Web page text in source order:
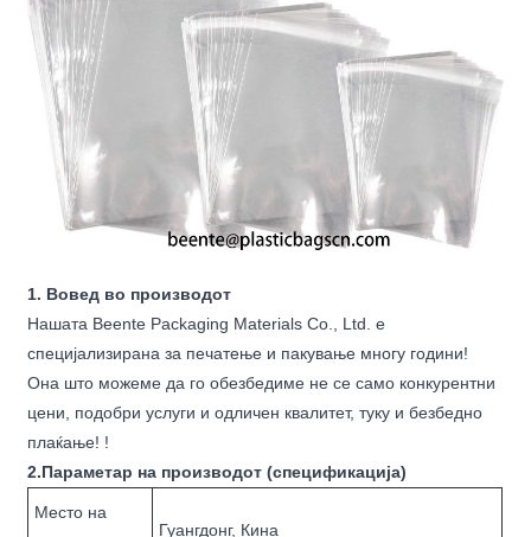
1. Вовед во производот
Нашата Beente Packaging Materials Co., Ltd. е
специјализирана за печатење и пакување многу години!
Она што можеме да го обезбедиме не се само конкурентни
цени, подобри услуги и одличен квалитет, туку и безбедно
плаќање! !
2.Параметар на производот (спецификација)
Место на
Гуангдонг, Кина